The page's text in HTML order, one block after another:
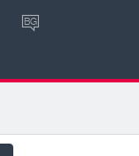
BG